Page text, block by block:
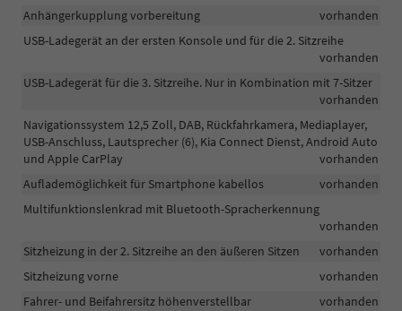
Anhängerkupplung vorbereitung
vorhanden
USB-Ladegerät an der ersten Konsole und für die 2. Sitzreihe
vorhanden
USB-Ladegerät für die 3. Sitzreihe. Nur in Kombination mit 7-Sitzer
vorhanden
Navigationssystem 12,5 Zoll, DAB, Rückfahrkamera, Mediaplayer,
USB-Anschluss, Lautsprecher (6), Kia Connect Dienst, Android Auto
und Apple CarPlay
vorhanden
Auflademöglichkeit für Smartphone kabellos
vorhanden
Multifunktionslenkrad mit Bluetooth-Spracherkennung
vorhanden
Sitzheizung in der 2. Sitzreihe an den äußeren Sitzen
vorhanden
Sitzheizung vorne
vorhanden
Fahrer- und Beifahrersitz höhenverstellbar
vorhanden